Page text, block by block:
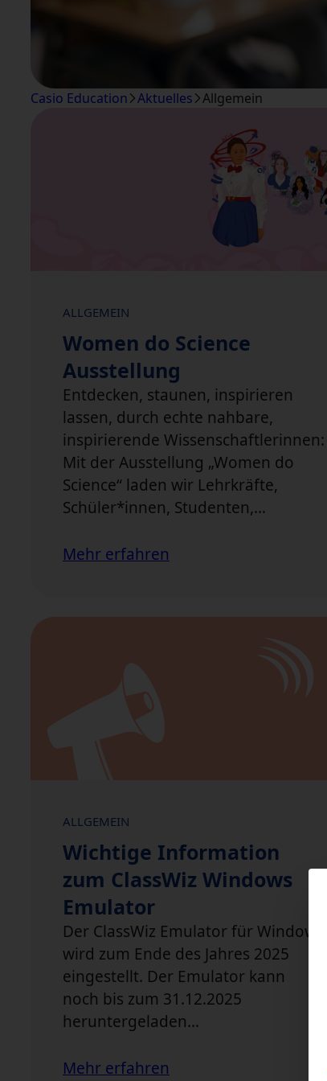
Casio Education Aktuelles Allgemein
ALLGEMEIN
Women do Science
Ausstellung
Entdecken, staunen, inspirieren
lassen, durch echte nahbare,
inspirierende Wissenschaftlerinnen:
Mit der Ausstellung „Women do
Science“ laden wir Lehrkräfte,
Schüler*innen, Studenten,…
Mehr erfahren
ALLGEMEIN
Wichtige Information
zum ClassWiz Windows
Emulator
Der ClassWiz Emulator für Windows
wird zum Ende des Jahres 2025
eingestellt. Der Emulator kann
noch bis zum 31.12.2025
heruntergeladen…
Mehr erfahren